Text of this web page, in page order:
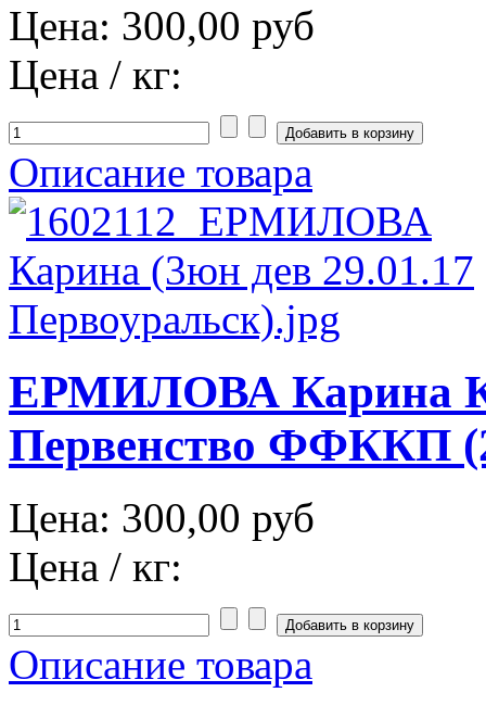
Цена: 300,00 руб
Цена / кг:
Описание товара
ЕРМИЛОВА Карина
Первенство ФФККП
Цена: 300,00 руб
Цена / кг:
Описание товара